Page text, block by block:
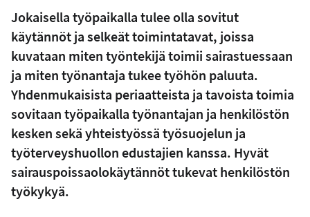
Jokaisella työpaikalla tulee olla sovitut
käytännöt ja selkeät toimintatavat, joissa
kuvataan miten työntekijä toimii sairastuessaan
ja miten työnantaja tukee työhön paluuta.
Yhdenmukaisista periaatteista ja tavoista toimia
sovitaan työpaikalla työnantajan ja henkilöstön
kesken sekä yhteistyössä työsuojelun ja
työterveyshuollon edustajien kanssa. Hyvät
sairauspoissaolokäytännöt tukevat henkilöstön
työkykyä.